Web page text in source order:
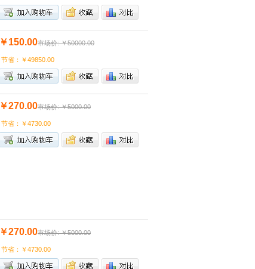
￥150.00市场价: ￥50000.00
节省：￥49850.00
￥270.00市场价: ￥5000.00
节省：￥4730.00
￥270.00市场价: ￥5000.00
节省：￥4730.00